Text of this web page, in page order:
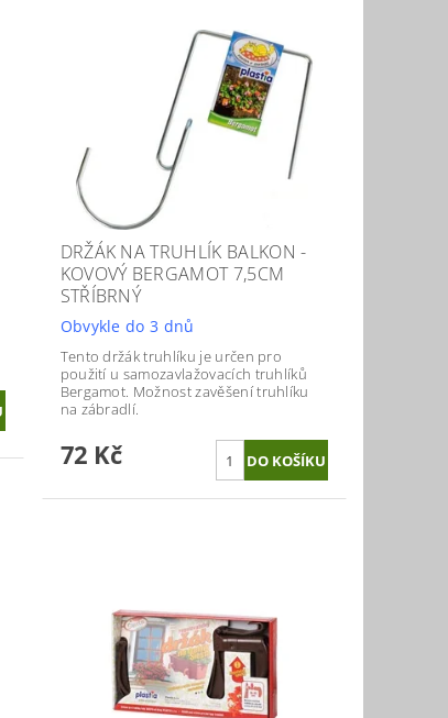
DRŽÁK NA TRUHLÍK BALKON -
KOVOVÝ BERGAMOT 7,5CM
STŘÍBRNÝ
Obvykle do 3 dnů
Tento držák truhlíku je určen pro
použití u samozavlažovacích truhlíků
Bergamot. Možnost zavěšení truhlíku
na zábradlí.
72 Kč